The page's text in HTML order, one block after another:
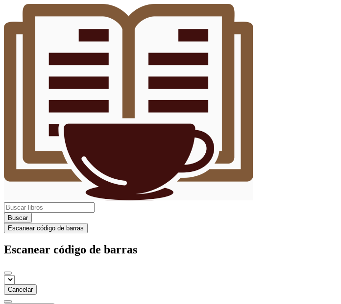
Buscar
Escanear código de barras
Escanear código de barras
Cancelar